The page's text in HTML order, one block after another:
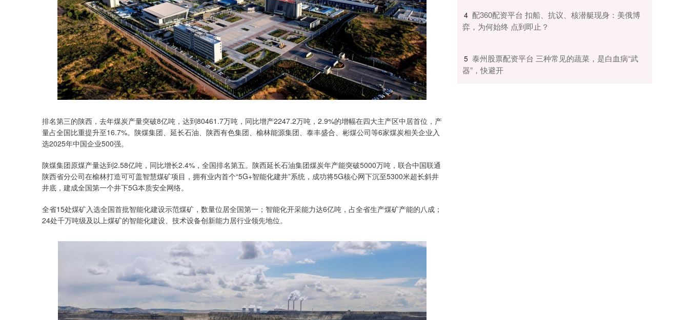
排名第三的陕西，去年煤炭产量突破8亿吨，达到80461.7万吨，同比增产2247.2万吨，2.9%的增幅在四大主产区中居首位，产
量占全国比重提升至16.7%。陕煤集团、延长石油、陕西有色集团、榆林能源集团、泰丰盛合、彬煤公司等6家煤炭相关企业入
选2025年中国企业500强。
陕煤集团原煤产量达到2.58亿吨，同比增长2.4%，全国排名第五。陕西延长石油集团煤炭年产能突破5000万吨，联合中国联通
陕西省分公司在榆林打造可可盖智慧煤矿项目，拥有业内首个“5G+智能化建井”系统，成功将5G核心网下沉至5300米超长斜井
井底，建成全国第一个井下5G本质安全网络。
全省15处煤矿入选全国首批智能化建设示范煤矿，数量位居全国第一；智能化开采能力达6亿吨，占全省生产煤矿产能的八成；
24处千万吨级及以上煤矿的智能化建设、技术设备创新能力居行业领先地位。
4 ​配360配资平台 扣船、抗议、核潜艇现身：美俄博
弈，为何始终 点到即止？
5 ​泰州股票配资平台 三种常见的蔬菜，是白血病“武
器”，快避开